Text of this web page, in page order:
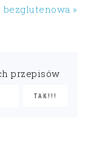
bezglutenowa »
przepisów